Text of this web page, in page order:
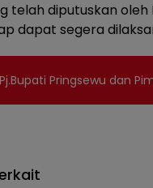
telah diputuskan
dapat segera
Pj.Bupati Pringsewu dan